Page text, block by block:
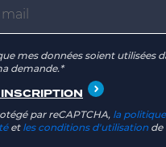
mes données soient utilisées
demande.*
par reCAPTCHA, la
et les conditions d'utilisation de